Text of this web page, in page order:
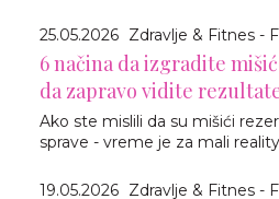
25.05.2026 Zdravlje & Fitnes -
6 načina da izgradite
da zapravo vidite
Ako ste mislili da su mišići
sprave - vreme je za mali
19.05.2026 Zdravlje & Fitnes -